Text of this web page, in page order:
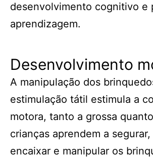
desenvolvimento cognitivo e
aprendizagem.
Desenvolvimento
A manipulação dos
estimulação tátil estimula a
motora, tanto a grossa
crianças aprendem a
encaixar e manipular os